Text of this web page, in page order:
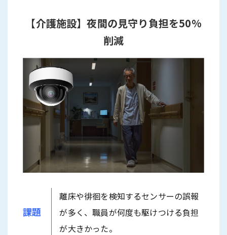
【介護施設】夜間の見守り負担を50%
削減
課題
離床や徘徊を検知するセンサーの誤報
が多く、職員が何度も駆けつける負担
が大きかった。